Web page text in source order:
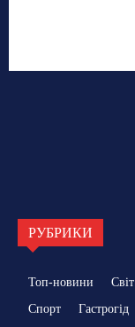
РУБРИКИ
Топ-новини Світ
Спорт
Гастрогід